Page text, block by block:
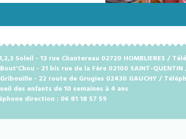
Soleil - 13 rue Chantereau 02720 HOMBLIERES /
- 21 bis rue de la Fère 02100 SAINT-
- 22 route de Grugies 02430 GAUCHY /
des enfants de 10 semaines à 4 ans
direction : 06 81 18 57 59